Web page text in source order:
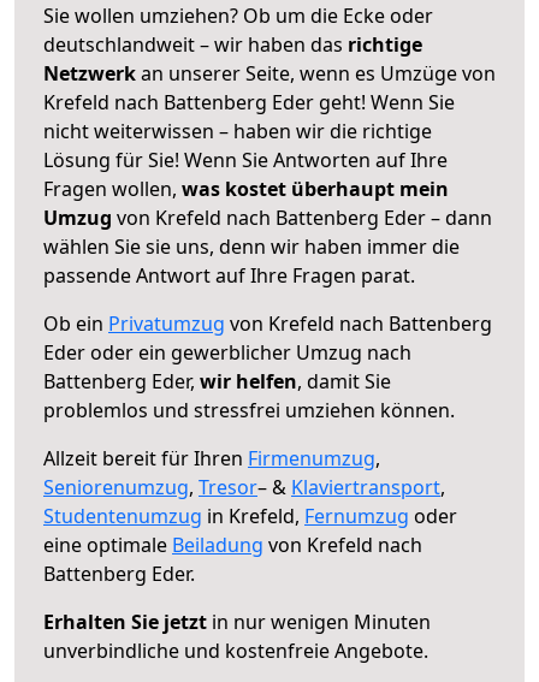
Sie wollen umziehen? Ob um die Ecke oder
deutschlandweit – wir haben das richtige
Netzwerkan unserer Seite, wenn es Umzüge von
Krefeld nach Battenberg Eder geht! Wenn Sie
nicht weiterwissen – haben wir die richtige
Lösung für Sie! Wenn Sie Antworten auf Ihre
Fragen wollen, was kostet überhaupt mein
Umzug von Krefeld nach Battenberg Eder – dann
wählen Sie sie uns, denn wir haben immer die
passende Antwort auf Ihre Fragen parat.
Ob ein Privatumzug von Krefeld nach Battenberg
Eder oder ein gewerblicher Umzug nach
Battenberg Eder, wir helfen, damit Sie
problemlos und stressfrei umziehen können.
Allzeit bereit für Ihren Firmenumzug,
Seniorenumzug, Tresor– & Klaviertransport,
Studentenumzug in Krefeld, Fernumzug oder
eine optimale Beiladung von Krefeld nach
Battenberg Eder.
Erhalten Sie jetzt in nur wenigen Minuten
unverbindliche und kostenfreie Angebote.